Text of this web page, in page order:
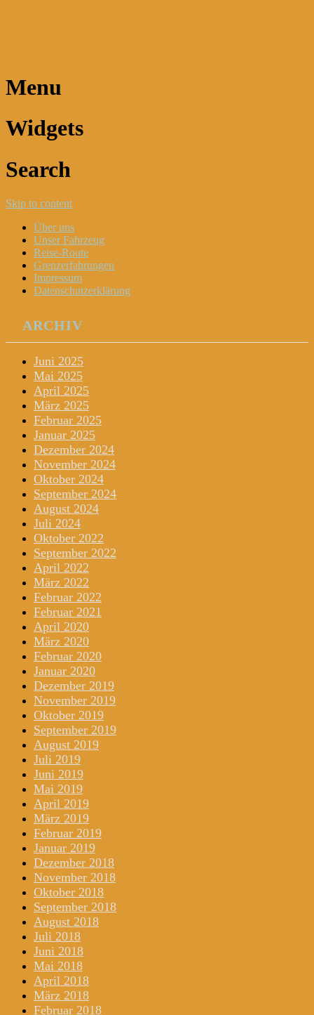
Menu
Widgets
Search
Skip to content
Über uns
Unser Fahrzeug
Reise-Route
Grenzerfahrungen
Impressum
Datenschutzerklärung
ARCHIV
Juni 2025
Mai 2025
April 2025
März 2025
Februar 2025
Januar 2025
Dezember 2024
November 2024
Oktober 2024
September 2024
August 2024
Juli 2024
Oktober 2022
September 2022
April 2022
März 2022
Februar 2022
Februar 2021
April 2020
März 2020
Februar 2020
Januar 2020
Dezember 2019
November 2019
Oktober 2019
September 2019
August 2019
Juli 2019
Juni 2019
Mai 2019
April 2019
März 2019
Februar 2019
Januar 2019
Dezember 2018
November 2018
Oktober 2018
September 2018
August 2018
Juli 2018
Juni 2018
Mai 2018
April 2018
März 2018
Februar 2018